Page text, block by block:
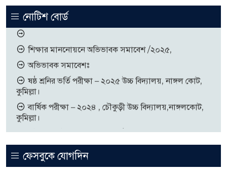
নোটিশ বোর্ড
অভিভাবক সমাবেশঃ
ষষ্ঠ শ্রনির ভর্তি পরীক্ষা – ২০২৫ উচ্চ বিদ্যালয়, নাঙ্গল কোট,
কুমিল্লা।
বার্ষিক পরীক্ষা – ২০২৪ , চৌকুড়ী উচ্চ বিদ্যালয়,নাঙ্গলকোট,
কুমিল্লা।
এইচপিভি টিকা দেয়া প্রসঙ্গে, ৬ষ্ঠ থেকে ৯ম শ্রেনীর (যাদের
বয়স ১৫ বছরের কম),সকল ছাত্রীদেরকে জরায়ুমুেখর ক্যান্সার
করা হইবে।
বন্ধের নোটিশঃ
ফেসবুকে যোগদিন